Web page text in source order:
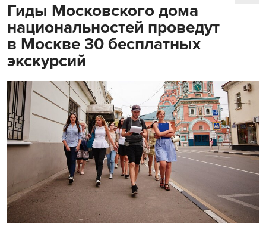
Гиды Московского дома
национальностей проведут
в Москве 30 бесплатных
экскурсий